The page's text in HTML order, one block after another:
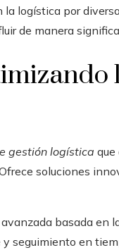
logística por
de manera
gestión logística que
soluciones
basada en
seguimiento en